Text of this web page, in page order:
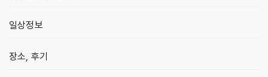
일상정보
장소, 후기